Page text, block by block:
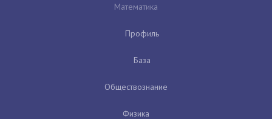
Математика
Профиль
База
Обществознание
Физика